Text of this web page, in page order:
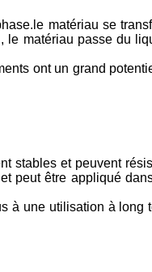
matériau se
le matériau passe du
ont un grand
stables et peuvent
peut être appliqué
à une utilisation à long